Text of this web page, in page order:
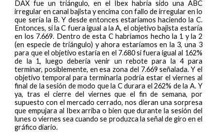
DAX fue un triángulo, en el Ibex habría sido una ABC
irregular en canal bajista y encima con fallo de irregular en lo
que sería la B. Y desde entonces estaríamos haciendo la C.
Entonces, si la C fuera igual a la A, el objetivo bajista estaría
en los 7.669. Dentro de esta C habríamos hecho la 1 y la 2
(en especie de triángulo) y ahora estaríamos en la 3, una 3
para que el objetivo estaría en el 7.680 si fuera igual al 162%
de la 1, luego debería venir un rebote para la 4 para
terminar, posiblemente, en esa zona del 7.669 señalada. Y el
objetivo temporal para terminarla podría estar el viernes al
final de la sesión de modo que la C durara el 262% de la A. Y
ya, tras el cierre del viernes que el fin de semana, por
supuesto con el mercado cerrado, nos dieran una sorpresa
que empujara al Ibex arriba o bien que durante la sesión del
lunes o viernes sea cuando se produzca la señal de giro en el
gráfico diario.